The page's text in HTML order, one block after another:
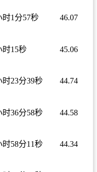
时1分57秒 46.07
时15秒 45.06
时23分39秒 44.74
时36分58秒 44.58
时58分11秒 44.34